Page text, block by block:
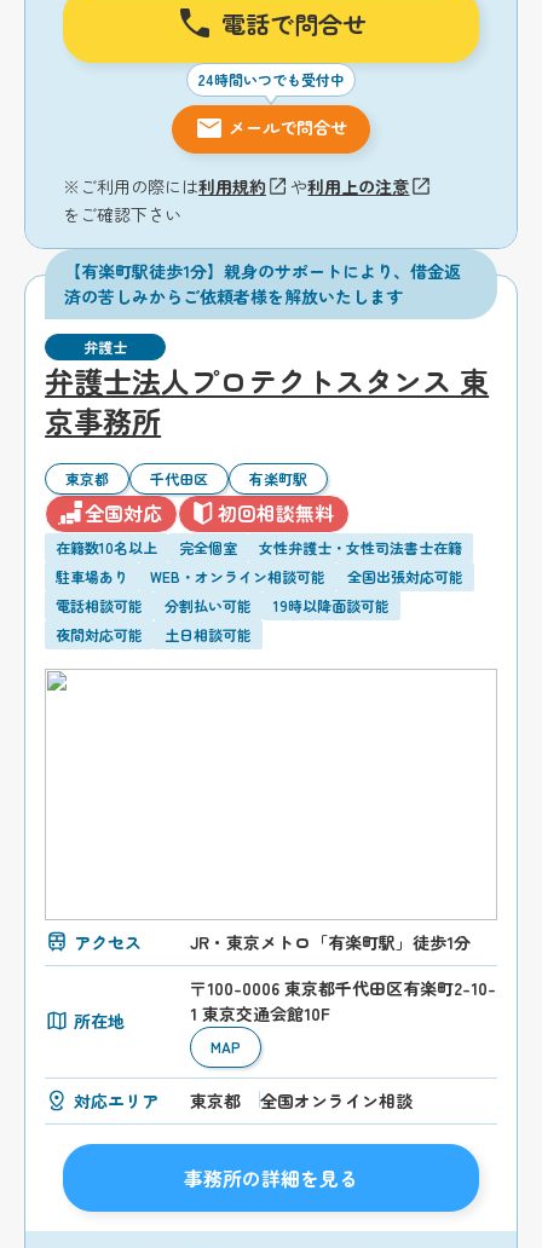
電話で問合せ
24時間いつでも受付中
メールで問合せ
※ご利用の際には利用規約 や利用上の注意
をご確認下さい
【有楽町駅徒歩1分】親身のサポートにより、借金返
済の苦しみからご依頼者様を解放いたします
弁護士
弁護士法人プロテクトスタンス 東
京事務所
東京都 千代田区 有楽町駅
全国対応 初回相談無料
在籍数10名以上 完全個室
女性弁護士・女性司法書士在籍
駐車場あり
WEB・オンライン相談可能
全国出張対応可能
電話相談可能
分割払い可能
19時以降面談可能
夜間対応可能
土日相談可能
アクセス JR・東京メトロ「有楽町駅」徒歩1分
所在地
〒100-0006 東京都千代田区有楽町2-10-
1 東京交通会館10F
MAP
対応エリア 東京都 全国オンライン相談
事務所の詳細を見る